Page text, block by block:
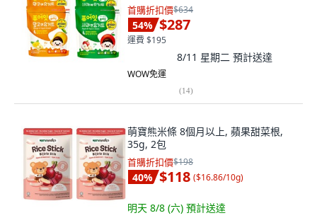
首購折扣價$634
54% $287
運費 $195
8/11 星期二 預計送達
WOW免運
(14)
萌寶熊米條 8個月以上, 蘋果甜菜根,
35g, 2包
首購折扣價$198
40% $118 ($16.86/10g)
明天 8/8 (六) 預計送達